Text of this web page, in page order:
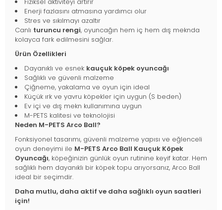
Enerji fazlasını atmasına yardımcı olur
Stres ve sıkılmayı azaltır
Canlı turuncu rengi, oyuncağın hem iç hem dış meknda
kolayca fark edilmesini sağlar.
Ürün Özellikleri
Dayanıklı ve esnek kauçuk köpek oyuncağı
Sağlıklı ve güvenli malzeme
Çiğneme, yakalama ve oyun için ideal
Küçük ırk ve yavru köpekler için uygun (S beden)
Ev içi ve dış mekn kullanımına uygun
M-PETS kalitesi ve teknolojisi
Neden M-PETS Arco Ball?
Fonksiyonel tasarımı, güvenli malzeme yapısı ve eğlenceli
oyun deneyimi ile M-PETS Arco Ball Kauçuk Köpek
Oyuncağı, köpeğinizin günlük oyun rutinine keyif katar. Hem
sağlıklı hem dayanıklı bir köpek topu arıyorsanız, Arco Ball
ideal bir seçimdir.
Daha mutlu, daha aktif ve daha sağlıklı oyun saatleri
için!